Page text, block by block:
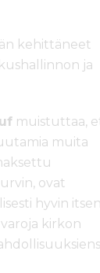
kehittäneet
ja
muistuttaa,
muita
ovat
hyvin
kirkon